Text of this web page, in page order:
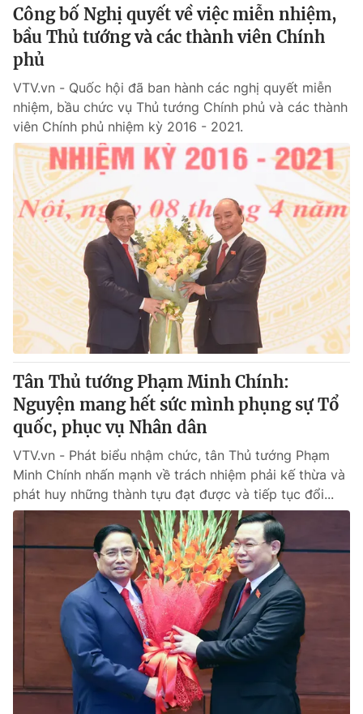
Công bố Nghị quyết về việc miễn nhiệm,
bầu Thủ tướng và các thành viên Chính
phủ
VTV.vn - Quốc hội đã ban hành các nghị quyết miễn
nhiệm, bầu chức vụ Thủ tướng Chính phủ và các thành
viên Chính phủ nhiệm kỳ 2016 - 2021.
Tân Thủ tướng Phạm Minh Chính:
Nguyện mang hết sức mình phụng sự Tổ
quốc, phục vụ Nhân dân
VTV.vn - Phát biểu nhậm chức, tân Thủ tướng Phạm
Minh Chính nhấn mạnh về trách nhiệm phải kế thừa và
phát huy những thành tựu đạt được và tiếp tục đổi...